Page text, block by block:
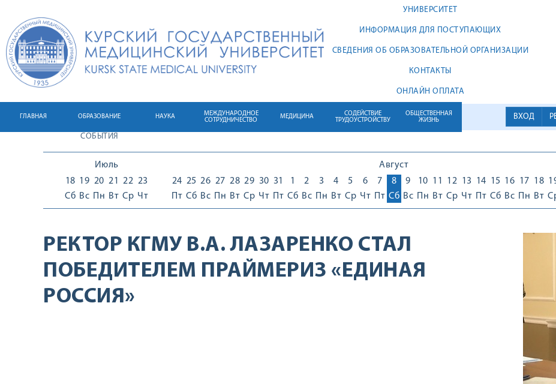
УНИВЕРСИТЕТ
ИНФОРМАЦИЯ ДЛЯ ПОСТУПАЮЩИХ
СВЕДЕНИЯ ОБ ОБРАЗОВАТЕЛЬНОЙ ОРГАНИЗАЦИИ
КОНТАКТЫ
ОНЛАЙН ОПЛАТА
ВХОД
ГЛАВНАЯ ОБРАЗОВАНИЕ НАУКА
МЕЖДУНАРОДНОЕ
СОТРУДНИЧЕСТВО
МЕДИЦИНА
СОДЕЙСТВИЕ
ТРУДОУСТРОЙСТВУ
ОБЩЕСТВЕННАЯ
ЖИЗНЬ
СОБЫТИЯ
Июль
18
Сб
19
Вс
20
Пн
21
Вт
22
Ср
23
Чт
Август
24
Пт
25
Сб
26
Вс
27
Пн
28
Вт
29
Ср
30
Чт
31
Пт
1
Сб
2
Вс
3
Пн
4
Вт
5
Ср
6
Чт
7
Пт
8
Сб
9
Вс
10
Пн
11
Вт
12
Ср
13
Чт
14
Пт
15
Сб
16
Вс
17
Пн
18
Вт
РЕКТОР КГМУ В.А. ЛАЗАРЕНКО СТАЛ
ПОБЕДИТЕЛЕМ ПРАЙМЕРИЗ «ЕДИНАЯ
РОССИЯ»